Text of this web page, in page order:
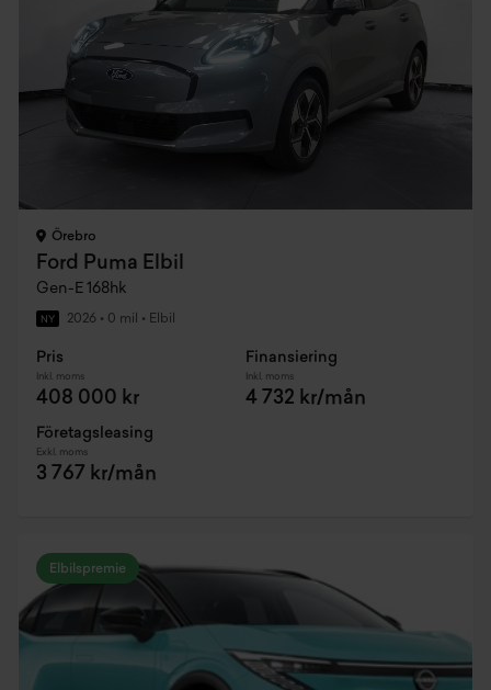
Örebro
Ford Puma Elbil
Gen-E 168hk
NY 2026 • 0 mil • Elbil
Pris
Inkl. moms
408 000 kr
Finansiering
Inkl. moms
4 732 kr/mån
Företagsleasing
Exkl. moms
3 767 kr/mån
Elbilspremie